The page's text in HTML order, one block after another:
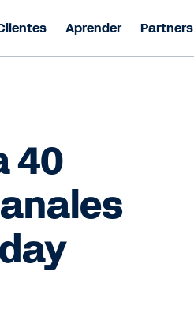
Aprender Partners
40